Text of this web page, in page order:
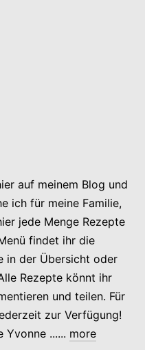
auf meinem Blog und
ich für meine Familie,
jede Menge Rezepte
findet ihr die
in der Übersicht oder
Rezepte könnt ihr
und teilen. Für
zur Verfügung!
Yvonne ...... more